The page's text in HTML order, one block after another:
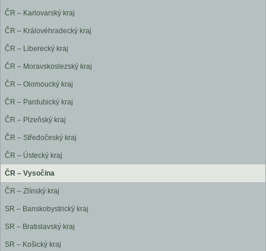
ČR – Karlovarský kraj
ČR – Královéhradecký kraj
ČR – Liberecký kraj
ČR – Moravskoslezský kraj
ČR – Olomoucký kraj
ČR – Pardubický kraj
ČR – Plzeňský kraj
ČR – Středočeský kraj
ČR – Ústecký kraj
ČR – Vysočina
ČR – Zlínský kraj
SR – Banskobystrický kraj
SR – Bratislavský kraj
SR – Košický kraj